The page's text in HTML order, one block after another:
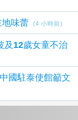
在地味蕾 (4 小時前)
12歲女童不治
國駐泰使館籲文